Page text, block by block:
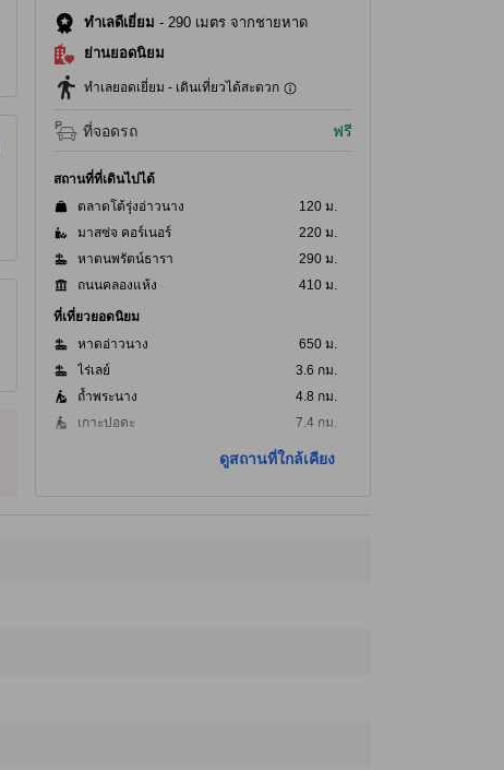
ทำเลดีเยี่ยม - 290 เมตร จากชายหาด
ย่านยอดนิยม
ทำเลยอดเยี่ยม - เดินเที่ยวได้สะดวก
ที่จอดรถ ฟรี
สถานที่ที่เดินไปได้
ตลาดโต้รุ่งอ่าวนาง
120 ม.
มาสซ่จ คอร์เนอร์
220 ม.
หาดนพรัตน์ธารา
290 ม.
ถนนคลองแห้ง
410 ม.
ที่เที่ยวยอดนิยม
หาดอ่าวนาง
650 ม.
ไร่เลย์
3.6 กม.
ถ้ำพระนาง
4.8 กม.
เกาะปอดะ
7.4 กม.
9.0 กม.
ดูสถานที่ใกล้เคียง